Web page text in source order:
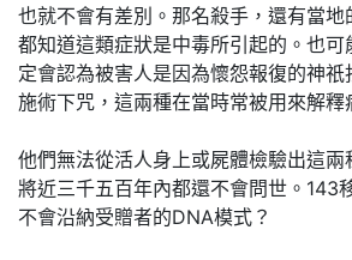
也就不會有差別。那名殺手，還有當
都知道這類症狀是中毒所引起的。也
定會認為被害人是因為懷怨報復的神祇
施術下咒，這兩種在當時常被用來解釋
他們無法從活人身上或屍體檢驗出這兩
將近三千五百年內都還不會問世。143
不會沿納受贈者的DNA模式？